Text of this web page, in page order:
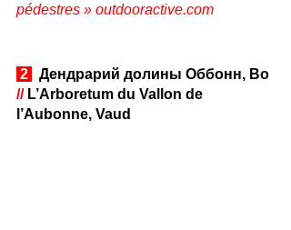
pédestres » outdooractive.com
2
  Дендрарий долины Оббонн, Во
// L’Arboretum du Vallon de
l’Aubonne, Vaud